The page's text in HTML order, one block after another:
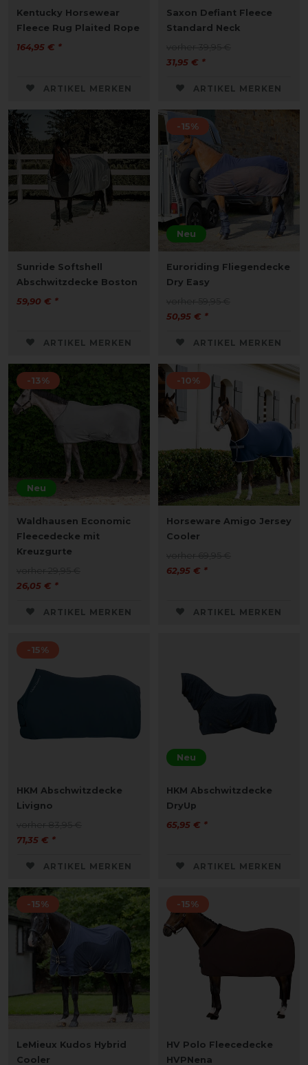
Kentucky Horsewear
Fleece Rug Plaited Rope
164,95 € *
ARTIKEL MERKEN
Saxon Defiant Fleece
Standard Neck
31,95 € *
ARTIKEL MERKEN
Sunride Softshell
Abschwitzdecke Boston
59,90 € *
ARTIKEL MERKEN
Neu
-15%
Euroriding Fliegendecke
Dry Easy
50,95 € *
ARTIKEL MERKEN
Neu
-13%
Waldhausen Economic
Fleecedecke mit
Kreuzgurte
26,05 € *
ARTIKEL MERKEN
-10%
Horseware Amigo Jersey
Cooler
62,95 € *
ARTIKEL MERKEN
-15%
HKM Abschwitzdecke
Livigno
71,35 € *
ARTIKEL MERKEN
Neu
HKM Abschwitzdecke
DryUp
65,95 € *
ARTIKEL MERKEN
-15%
LeMieux Kudos Hybrid
Cooler
-15%
HV Polo Fleecedecke
HVPNena